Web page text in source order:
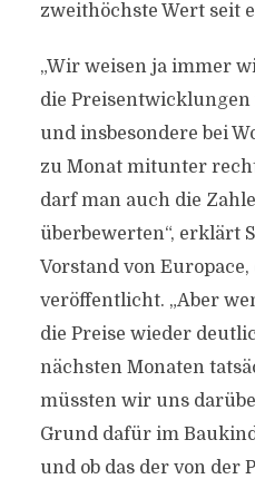
zweithöchste Wert seit
„Wir weisen ja immer
die
und insbesondere bei
zu Monat mitunter
darf man auch die
überbewerten“, erklärt
Vorstand von Europace,
veröffentlicht. „Aber
die Preise wieder
nächsten Monaten
müssten wir uns
Grund dafür im
und ob das der von der